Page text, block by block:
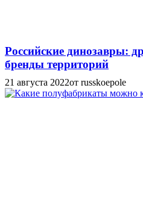
Российские динозавры:
бренды территорий
21 августа 2022от russkoepole